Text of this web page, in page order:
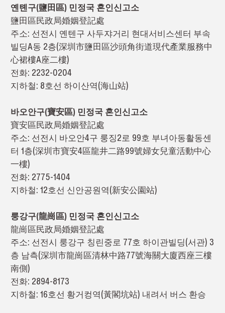
옌톈구(鹽田區) 민정국 혼인신고소
鹽田區民政局婚姻登記處
주소: 선전시 옌텐구 사두쟈거리 현대서비스센터 부속
빌딩A동 2층(深圳市鹽田區沙頭角街道現代產業服務中
心裙樓A座二樓)
전화: 2232-0204
지하철: 8호선 하이산역(海山站)
바오안구(寶安區) 민정국 혼인신고소
寶安區民政局婚姻登記處
주소: 선전시 바오안4구 룽징2로 99호 부녀아동활동센
터 1층(深圳市寶安4區龍井二路99號婦女兒童活動中心
一樓)
전화: 2775-1404
지하철: 12호선 신안공원역(新安公園站)
룽강구(龍崗區) 민정국 혼인신고소
龍崗區民政局婚姻登記處
주소: 선전시 룽강구 칭린중로 77호 하이관빌딩(서관) 3
층 남측(深圳市龍崗區清林中路77號海關大廈西座三樓
南側)
전화: 2894-8173
지하철: 16호선 황거컹역(黃閣坑站) 내려서 버스 환승